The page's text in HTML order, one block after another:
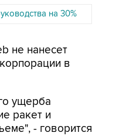
на 30%
не нанесет
в
ущерба
ракет и
- говорится